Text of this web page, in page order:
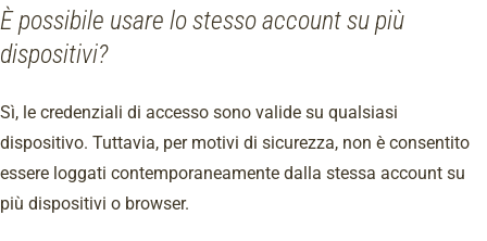
È possibile usare lo stesso account su più
dispositivi?
Sì, le credenziali di accesso sono valide su qualsiasi
dispositivo. Tuttavia, per motivi di sicurezza, non è consentito
essere loggati contemporaneamente dalla stessa account su
più dispositivi o browser.